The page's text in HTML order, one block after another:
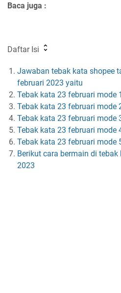
Baca juga :
Daftar Isi
Jawaban tebak kata shopee
februari 2023 yaitu
Tebak kata 23 februari mode 1
Tebak kata 23 februari mode
Tebak kata 23 februari mode
Tebak kata 23 februari mode
Tebak kata 23 februari mode
Berikut cara bermain di
2023